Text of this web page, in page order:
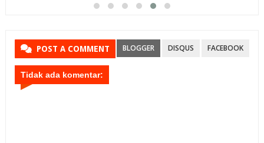
POST A COMMENT BLOGGER DISQUS FACEBOOK
Tidak ada komentar: